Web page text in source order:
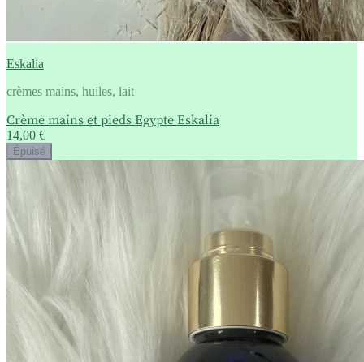
Eskalia
crèmes mains, huiles, lait
Crème mains et pieds Egypte Eskalia
14,00 €
Épuisé